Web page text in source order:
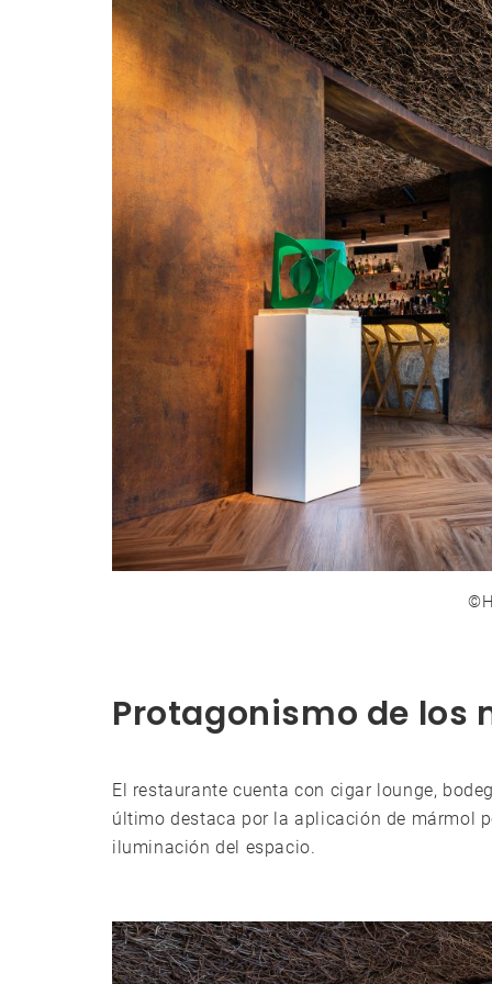
Protagonismo de los
El restaurante cuenta con cigar lounge,
último destaca por la aplicación de mármol
iluminación del espacio.